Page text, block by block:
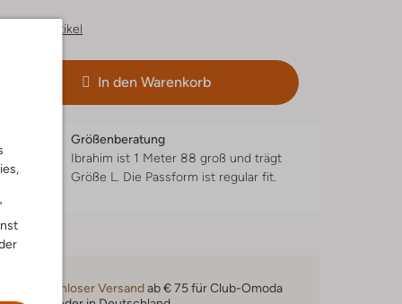
Ähnliche Artikel
In den Warenkorb
Größenberatung
Ibrahim ist 1 Meter 88 groß und trägt
Größe L. Die Passform ist regular fit.
Kostenloser Versandab € 75 für Club-Omoda